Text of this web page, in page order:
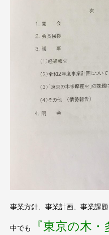
事業方針、事業計画、事業課
中でも
『東京の木